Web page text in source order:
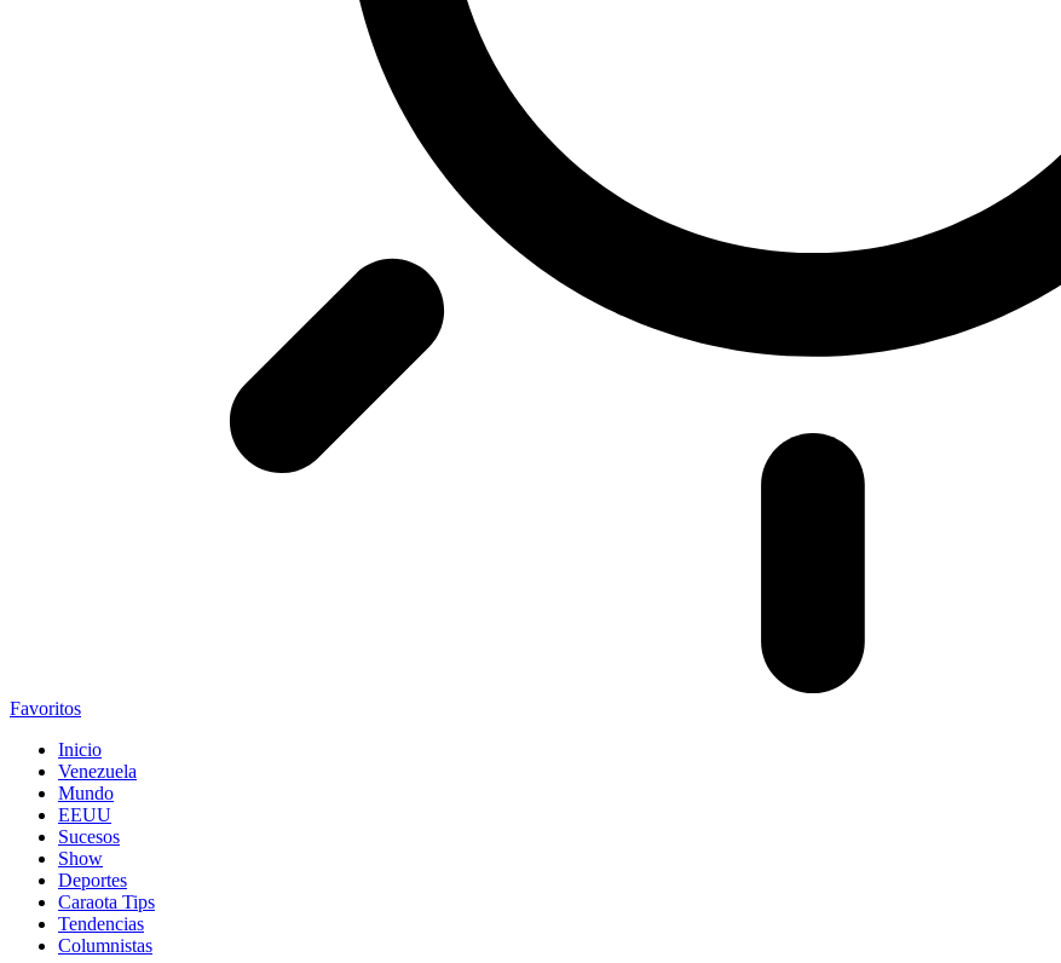
Favoritos
Inicio
Venezuela
Mundo
EEUU
Sucesos
Show
Deportes
Caraota Tips
Tendencias
Columnistas